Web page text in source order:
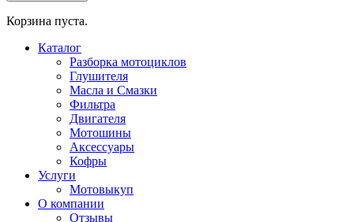
Корзина пуста.
Каталог
Разборка мотоциклов
Глушителя
Масла и Смазки
Фильтра
Двигателя
Мотошины
Аксессуары
Кофры
Услуги
Мотовыкуп
О компании
Отзывы